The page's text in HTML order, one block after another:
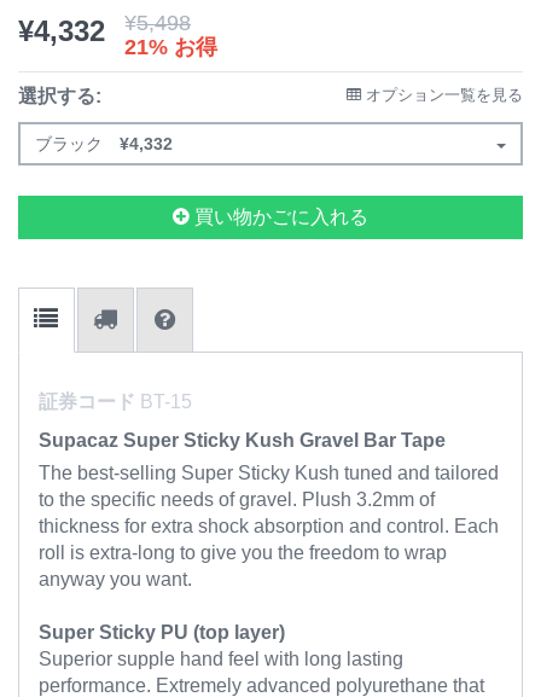
¥4,332 ¥5,498
21% お得
選択する: オプション一覧を見る
ブラック ¥4,332
買い物かごに入れる
証券コード BT-15
Supacaz Super Sticky Kush Gravel Bar Tape
The best-selling Super Sticky Kush tuned and tailored
to the specific needs of gravel. Plush 3.2mm of
thickness for extra shock absorption and control. Each
roll is extra-long to give you the freedom to wrap
anyway you want.
Super Sticky PU (top layer)
Superior supple hand feel with long lasting
performance. Extremely advanced polyurethane that